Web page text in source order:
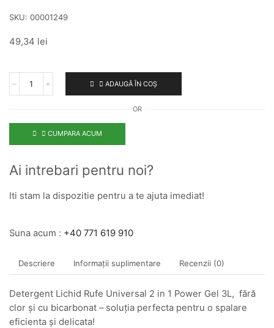
SKU: 00001249
49,34 lei
ADAUGĂ ÎN COȘ
OR
CUMPARA ACUM
Ai intrebari pentru noi?
Iti stam la dispozitie pentru a te ajuta imediat!
Suna acum : +40 771 619 910
Descriere Informații suplimentare Recenzii (0)
Detergent Lichid Rufe Universal 2 in 1 Power Gel 3L, fără
clor și cu bicarbonat – soluția perfecta pentru o spalare
eficienta și delicata!